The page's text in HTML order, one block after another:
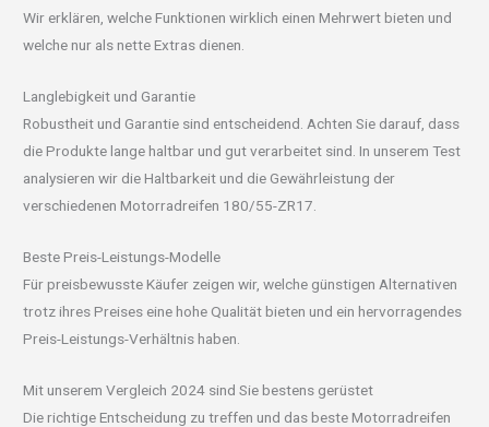
Wir erklären, welche Funktionen wirklich einen Mehrwert bieten und
welche nur als nette Extras dienen.
Langlebigkeit und Garantie
Robustheit und Garantie sind entscheidend. Achten Sie darauf, dass
die Produkte lange haltbar und gut verarbeitet sind. In unserem Test
analysieren wir die Haltbarkeit und die Gewährleistung der
verschiedenen Motorradreifen 180/55-ZR17.
Beste Preis-Leistungs-Modelle
Für preisbewusste Käufer zeigen wir, welche günstigen Alternativen
trotz ihres Preises eine hohe Qualität bieten und ein hervorragendes
Preis-Leistungs-Verhältnis haben.
Mit unserem Vergleich 2024 sind Sie bestens gerüstet
Die richtige Entscheidung zu treffen und das beste Motorradreifen